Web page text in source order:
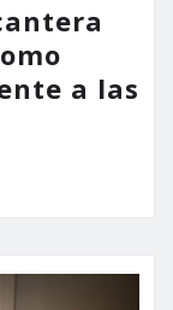
a las